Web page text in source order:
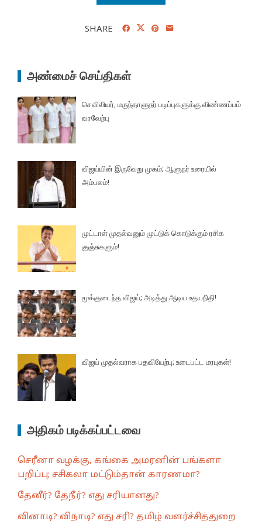
SHARE
அண்மைச் செய்திகள்
செவிலியர், மருந்தாளுநர் படிப்புகளுக்கு விண்ணப்பம்
வரவேற்பு
விஜய்யின் இருவேறு முகம்; ஆளுநர் உரையில்
அம்பலம்!
முட்டாள் முதல்வனும் முட்டுக் கொடுக்கும் ரசிக
குஞ்சுகளும்!
மூக்குடைந்த விஜய்; அடித்து ஆடிய உதயநிதி!
விஜய் முதல்வராக பதவியேற்பு; உடைபட்ட மரபுகள்!
அதிகம் படிக்கப்பட்டவை
செரீனா வழக்கு, கங்கை அமரனின் பங்களா
பறிப்பு; சசிகலா மட்டும்தான் காரணமா?
தேனீர்? தேநீர்? எது சரியானது?
வினாடி? விநாடி? எது சரி? தமிழ் வளர்ச்சித்துறை